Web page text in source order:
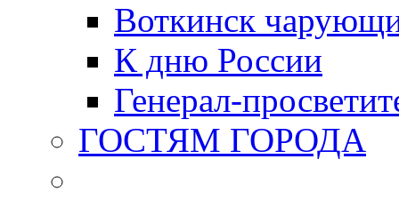
Воткинск
К дню России
Генерал-
ГОСТЯМ ГОРОДА